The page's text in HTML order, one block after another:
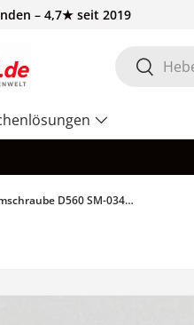
– 4,7★ seit 2019
Suchen
Suchen
Optimum Klemmschraube D560 SM-03402615482 - SM.P-03402615482